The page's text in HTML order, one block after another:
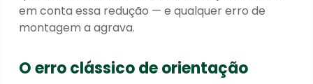
em conta essa redução — e qualquer erro de
montagem a agrava.
O erro clássico de orientação